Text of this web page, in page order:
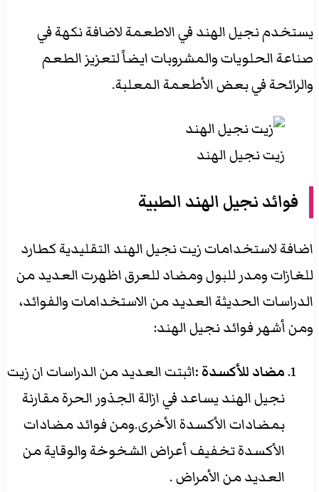
يستخدم نجيل الهند في الاطعمة لاضافة نكهة في
صناعة الحلويات والمشروبات ايضاً لتعزيز الطعم
والرائحة في بعض الأطعمة المعلبة.
زيت نجيل الهند
فوائد نجيل الهند الطبية
اضافة لاستخدامات زيت نجيل الهند التقليدية كطارد
للغازات ومدر للبول ومضاد للعرق اظهرت العديد من
الدراسات الحديثة العديد من الاستخدامات والفوائد،
ومن أشهر فوائد نجيل الهند:
مضاد للأكسدة :اثبتت العديد من الدراسات ان زيت
نجيل الهند يساعد في ازالة الجذور الحرة مقارنة
بمضادات الأكسدة الأخرى.ومن فوائد مضادات
الأكسدة تخفيف أعراض الشخوخة والوقاية من
العديد من الأمراض .